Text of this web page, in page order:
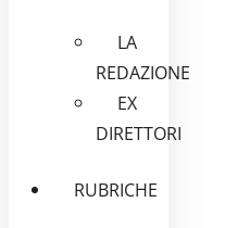
LA
REDAZIONE
EX
DIRETTORI
RUBRICHE